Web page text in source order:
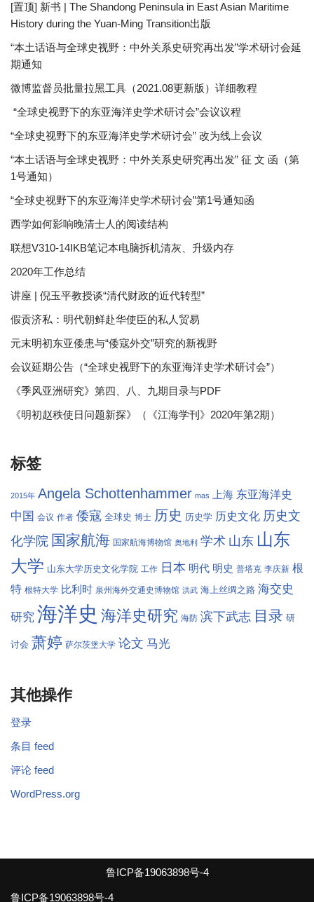
[置顶] 新书 | The Shandong Peninsula in East Asian Maritime
History during the Yuan-Ming Transition出版
“本土话语与全球史视野：中外关系史研究再出发”学术研讨会延
期通知
微博监督员批量拉黑工具（2021.08更新版）详细教程
“全球史视野下的东亚海洋史学术研讨会”会议议程
“全球史视野下的东亚海洋史学术研讨会” 改为线上会议
“本土话语与全球史视野：中外关系史研究再出发” 征 文 函（第
1号通知）
“全球史视野下的东亚海洋史学术研讨会”第1号通知函
西学如何影响晚清士人的阅读结构
联想V310-14IKB笔记本电脑拆机清灰、升级内存
2020年工作总结
讲座 | 倪玉平教授谈“清代财政的近代转型”
假贡济私：明代朝鲜赴华使臣的私人贸易
元末明初东亚倭患与“倭寇外交”研究的新视野
会议延期公告（“全球史视野下的东亚海洋史学术研讨会”）
《季风亚洲研究》第四、八、九期目录与PDF
《明初赵秩使日问题新探》（《江海学刊》2020年第2期）
标签
2015年 Angela Schottenhammer mas 上海 东亚海洋史
中国 会议 作者 倭寇 全球史 博士 历史 历史学 历史文化 历史文
化学院 国家航海 国家航海博物馆 奥地利 学术 山东 山东
大学 山东大学历史文化学院 工作 日本 明代 明史 普塔克 李庆新 根
特 根特大学 比利时 泉州海外交通史博物馆 洪武 海上丝绸之路 海交史
研究 海洋史 海洋史研究 海防 滨下武志 目录 研
讨会 萧婷 萨尔茨堡大学 论文 马光
其他操作
登录
条目 feed
评论 feed
WordPress.org
鲁ICP备19063898号-4
鲁ICP备19063898号-4